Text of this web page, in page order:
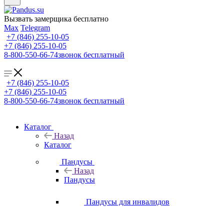
Вызвать замерщика бесплатно
Max Telegram
+7 (846) 255-10-05
+7 (846) 255-10-05
8-800-550-66-74звонок бесплатный
+7 (846) 255-10-05
+7 (846) 255-10-05
8-800-550-66-74звонок бесплатный
Каталог
Назад
Каталог
Пандусы
Назад
Пандусы
Пандусы для инвалидов